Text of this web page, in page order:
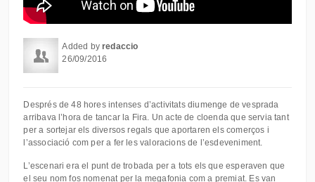
Added byredaccio
26/09/2016
Després de 48 hores intenses d’activitats diumenge de vesprada
arribava l’hora de tancar la Fira. Un acte de cloenda que servia tant
per a sortejar els diversos regals que aportaren els comerços i
l’associació com per a fer les valoracions de l’esdeveniment.
L’escenari era el punt de trobada per a tots els que esperaven que
el seu nom fos nomenat per la megafonia com a premiat. Es van